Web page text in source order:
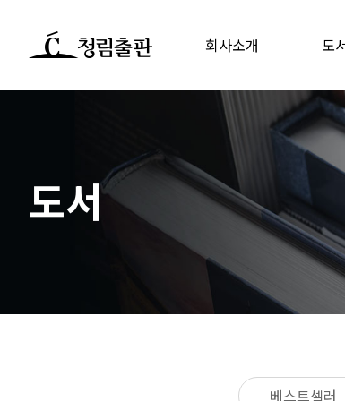
회사소개 도
도서
베스트셀러